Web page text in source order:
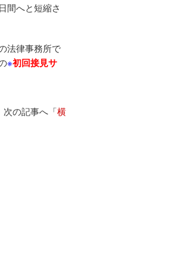
間へと短縮さ
法律事務所で
※初回接見サ
の記事へ「横